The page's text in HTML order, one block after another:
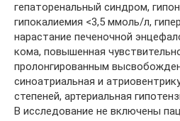
гепаторенальный синдром,
гипокалиемия <3,5 ммоль/л,
нарастание печеночной
кома, повышенная
пролонгированным
синоатриальная и
степеней, артериальная
В исследование не включены